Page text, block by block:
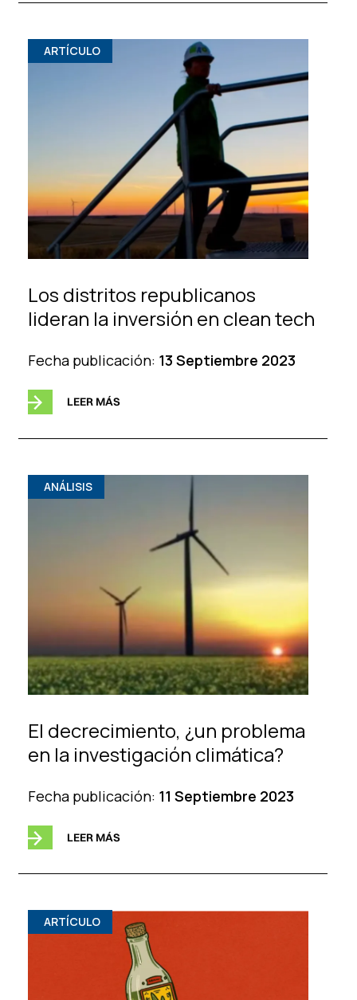
ARTÍCULO
Los distritos republicanos
lideran la inversión en clean tech
Fecha publicación: 13 Septiembre 2023
LEER MÁS
ANÁLISIS
El decrecimiento, ¿un problema
en la investigación climática?
Fecha publicación: 11 Septiembre 2023
LEER MÁS
ARTÍCULO